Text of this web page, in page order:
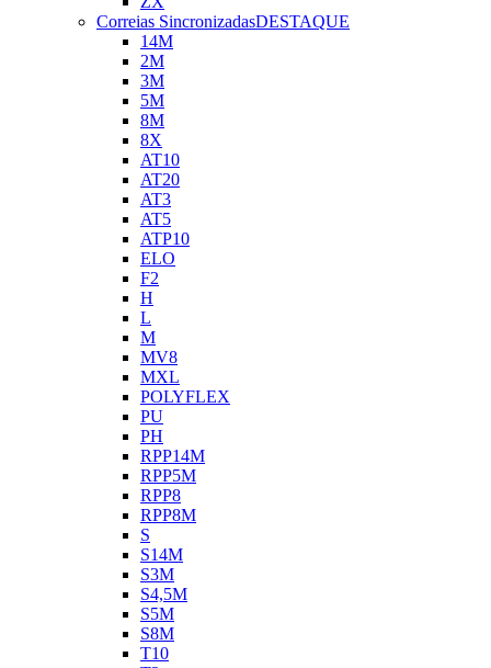
Correias SincronizadasDESTAQUE
14M
2M
3M
5M
8M
8X
AT10
AT20
AT3
AT5
ATP10
ELO
F2
H
L
M
MV8
MXL
POLYFLEX
PU
PH
RPP14M
RPP5M
RPP8
RPP8M
S
S14M
S3M
S4,5M
S5M
S8M
T10